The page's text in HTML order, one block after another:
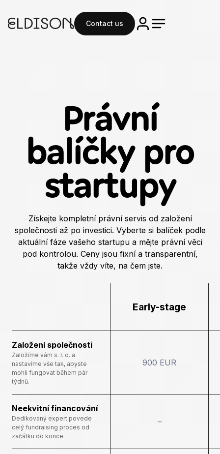
Contact us
Právní
balíčkypro
startupy
Získejte kompletní právní servis od založení
společnosti až po investici. Vyberte si balíček podle
aktuální fáze vašeho startupu a mějte právní věci
pod kontrolou. Ceny jsou fixní a transparentní,
takže vždy víte, na čem jste.
Early-stage
Založení společnosti
Založíme vám s. r. o. a
nastavíme vše tak, abyste
mohli fungovat během pár
týdnů.
900 EUR
Neekvitní financování
Dedikovaný expert povede
celý fundraising proces od
začátku do konce.
–